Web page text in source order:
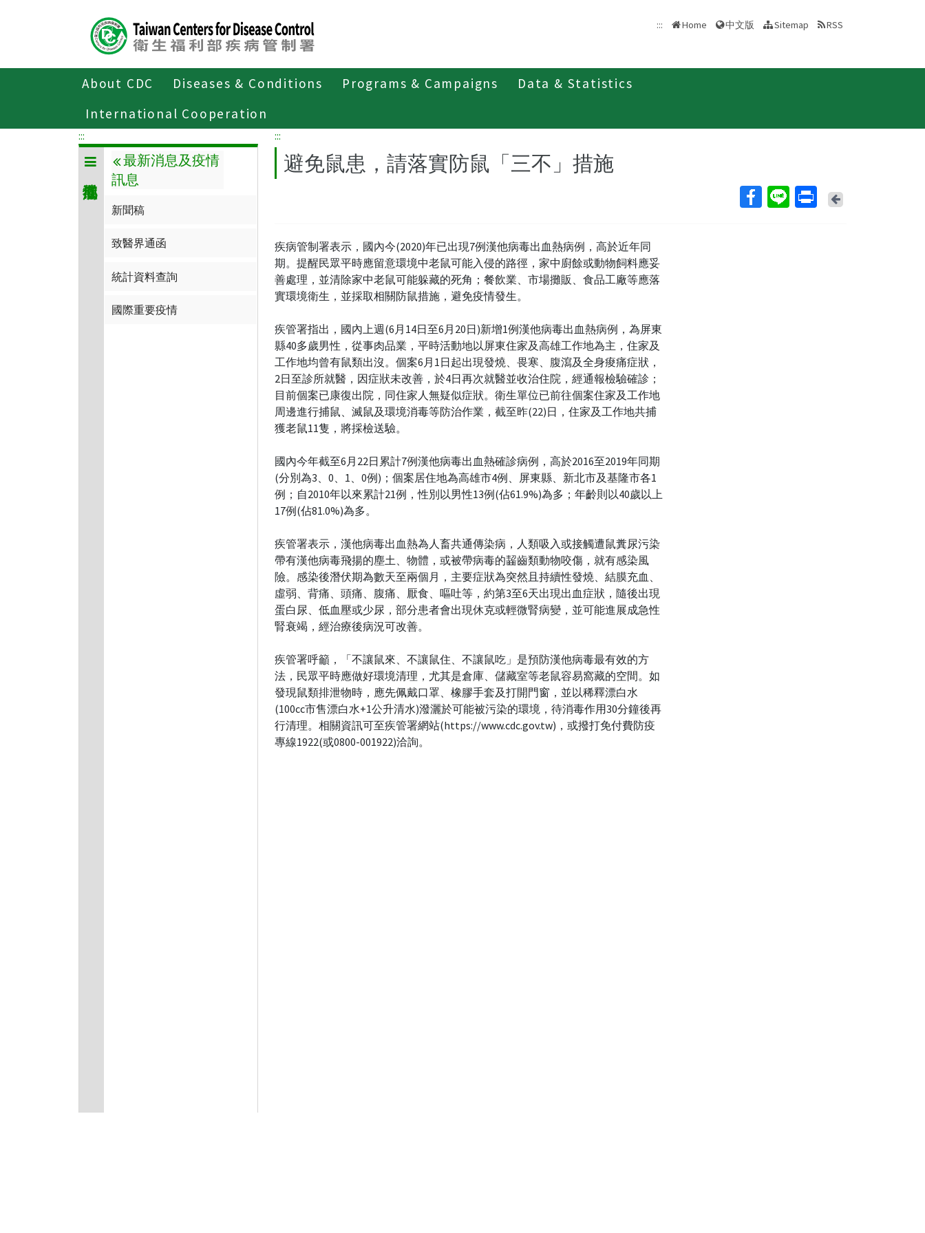
::: Home 中文版 Sitemap RSS
About CDC Diseases & Conditions Programs & Campaigns
Data & Statistics
International Cooperation
傳染病與防疫專題
:::
最新消息及疫情
訊息
新聞稿
致醫界通函
統計資料查詢
國際重要疫情
:::
避免鼠患，請落實防鼠「三不」措施
Back
疾病管制署表示，國內今(2020)年已出現7例漢他病毒出血熱病例，高於近年同
期。提醒民眾平時應留意環境中老鼠可能入侵的路徑，家中廚餘或動物飼料應妥
善處理，並清除家中老鼠可能躲藏的死角；餐飲業、市場攤販、食品工廠等應落
實環境衛生，並採取相關防鼠措施，避免疫情發生。
疾管署指出，國內上週(6月14日至6月20日)新增1例漢他病毒出血熱病例，為屏東
縣40多歲男性，從事肉品業，平時活動地以屏東住家及高雄工作地為主，住家及
工作地均曾有鼠類出沒。個案6月1日起出現發燒、畏寒、腹瀉及全身痠痛症狀，
2日至診所就醫，因症狀未改善，於4日再次就醫並收治住院，經通報檢驗確診；
目前個案已康復出院，同住家人無疑似症狀。衛生單位已前往個案住家及工作地
周邊進行捕鼠、滅鼠及環境消毒等防治作業，截至昨(22)日，住家及工作地共捕
獲老鼠11隻，將採檢送驗。
國內今年截至6月22日累計7例漢他病毒出血熱確診病例，高於2016至2019年同期
(分別為3、0、1、0例)；個案居住地為高雄市4例、屏東縣、新北市及基隆市各1
例；自2010年以來累計21例，性別以男性13例(佔61.9%)為多；年齡則以40歲以上
17例(佔81.0%)為多。
疾管署表示，漢他病毒出血熱為人畜共通傳染病，人類吸入或接觸遭鼠糞尿污染
帶有漢他病毒飛揚的塵土、物體，或被帶病毒的齧齒類動物咬傷，就有感染風
險。感染後潛伏期為數天至兩個月，主要症狀為突然且持續性發燒、結膜充血、
虛弱、背痛、頭痛、腹痛、厭食、嘔吐等，約第3至6天出現出血症狀，隨後出現
蛋白尿、低血壓或少尿，部分患者會出現休克或輕微腎病變，並可能進展成急性
腎衰竭，經治療後病況可改善。
疾管署呼籲，「不讓鼠來、不讓鼠住、不讓鼠吃」是預防漢他病毒最有效的方
法，民眾平時應做好環境清理，尤其是倉庫、儲藏室等老鼠容易窩藏的空間。如
發現鼠類排泄物時，應先佩戴口罩、橡膠手套及打開門窗，並以稀釋漂白水
(100cc市售漂白水+1公升清水)潑灑於可能被污染的環境，待消毒作用30分鐘後再
行清理。相關資訊可至疾管署網站(https://www.cdc.gov.tw)，或撥打免付費防疫
專線1922(或0800-001922)洽詢。